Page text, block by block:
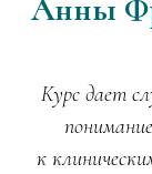
Анны
Курс дает
к